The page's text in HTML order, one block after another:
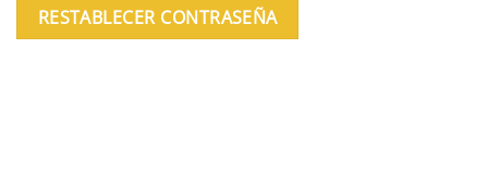
RESTABLECER CONTRASEÑA